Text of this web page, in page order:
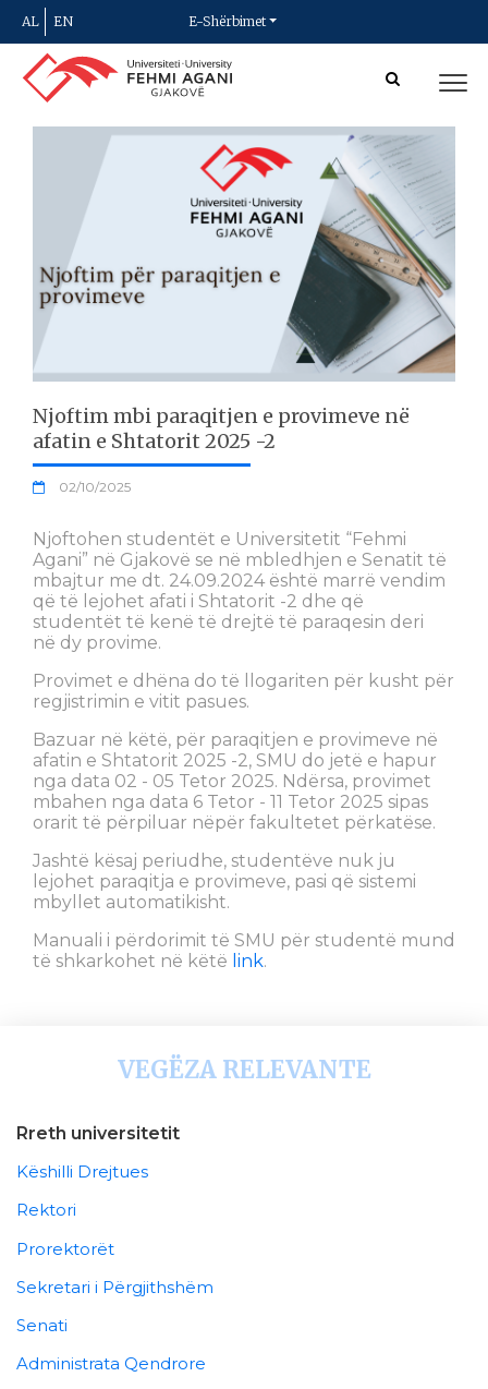
AL EN E-Shërbimet
Njoftim mbi paraqitjen e provimeve në
afatin e Shtatorit 2025 -2
02/10/2025
Njoftohen studentët e Universitetit “Fehmi
Agani” në Gjakovë se në mbledhjen e Senatit të
mbajtur me dt. 24.09.2024 është marrë vendim
që të lejohet afati i Shtatorit -2 dhe që
studentët të kenë të drejtë të paraqesin deri
në dy provime.
Provimet e dhëna do të llogariten për kusht për
regjistrimin e vitit pasues.
Bazuar në këtë, për paraqitjen e provimeve në
afatin e Shtatorit 2025 -2, SMU do jetë e hapur
nga data 02 - 05 Tetor 2025. Ndërsa, provimet
mbahen nga data 6 Tetor - 11 Tetor 2025 sipas
orarit të përpiluar nëpër fakultetet përkatëse.
Jashtë kësaj periudhe, studentëve nuk ju
lejohet paraqitja e provimeve, pasi që sistemi
mbyllet automatikisht.
Manuali i përdorimit të SMU për studentë mund
të shkarkohet në këtë link.
VEGËZA RELEVANTE
Rreth universitetit
Këshilli Drejtues
Rektori
Prorektorët
Sekretari i Përgjithshëm
Senati
Administrata Qendrore